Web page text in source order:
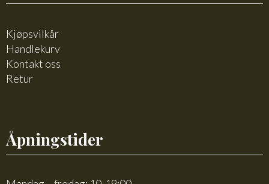
Kjøpsvilkår
Handlekurv
Kontakt oss
Retur
Åpningstider